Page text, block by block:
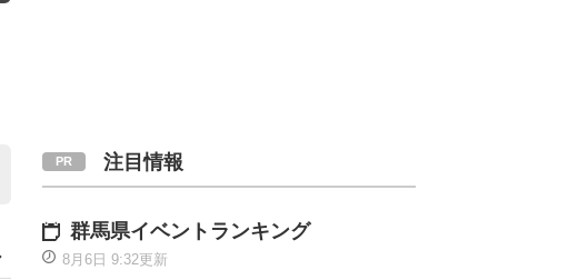
注目情報
群馬県イベントランキング
8月6日 9:32更新